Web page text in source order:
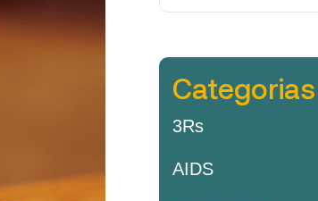
Categorias
3Rs
AIDS